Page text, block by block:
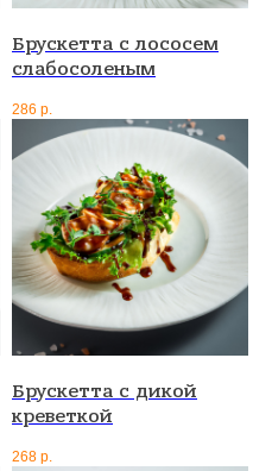
Брускетта с лососем
слабосоленым
286 р.
Брускетта с дикой
креветкой
268 р.